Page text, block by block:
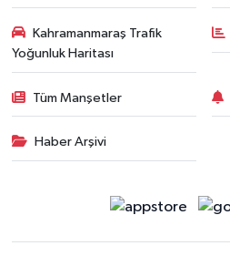
Kahramanmaraş Trafik
Yoğunluk Haritası
Tüm Manşetler
Haber Arşivi